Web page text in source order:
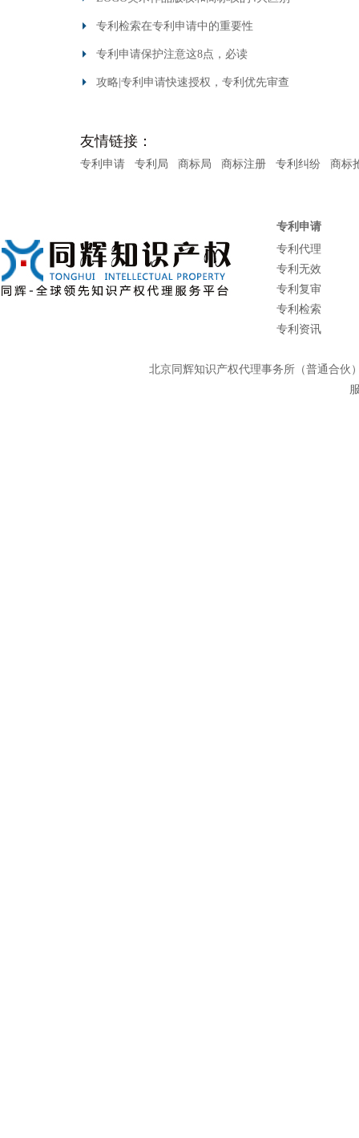
专利检索在专利申请中的重要性
专利申请保护注意这8点，必读
攻略|专利申请快速授权，专利优先审查
友情链接：
专利申请 专利局 商标局 商标注册 专利纠纷 商标
专利申请
专利代理
专利无效
专利复审
专利检索
专利资讯
北京同辉知识产权代理事务所（普通合